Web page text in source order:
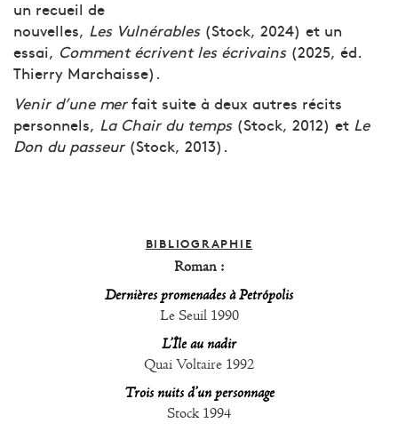
un recueil de
nouvelles, Les Vulnérables(Stock, 2024) et un
essai, Comment écrivent les écrivains(2025, éd.
Thierry Marchaisse).
Venir d’une merfait suite à deux autres récits
personnels, La Chair du temps(Stock, 2012) et Le
Don du passeur(Stock, 2013).
BIBLIOGRAPHIE
Roman :
Dernières promenades à Petrópolis
Le Seuil 1990
L’Île au nadir
Quai Voltaire 1992
Trois nuits d’un personnage
Stock 1994